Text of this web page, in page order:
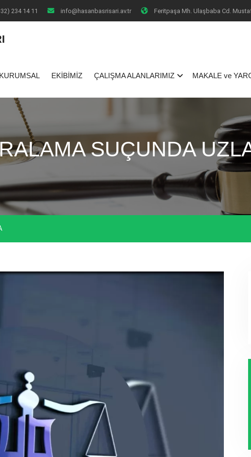
234 14 11 info@hasanbasrisari.av.tr Feritpaşa Mh. Ulaşbaba Cd.
KURUMSAL EKİBİMİZ ÇALIŞMA ALANLARIMIZ MAKALE ve
SUÇUNDA